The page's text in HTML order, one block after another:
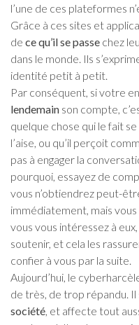
l’une de ces plateformes
Grâce à ces sites et
de ce qu’il se passe chez
dans le monde. Ils
identité petit à petit.
Par conséquent, si votre
lendemain son compte,
quelque chose qui le fait
l’aise, ou qu’il perçoit
pas à engager la
pourquoi, essayez de
vous n’obtiendrez peut-
immédiatement, mais
vous vous intéressez à eux,
soutenir, et cela les
confier à vous par la suite.
Aujourd’hui, le
de très, de trop répandu. Il
société , et affecte tout